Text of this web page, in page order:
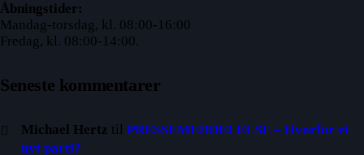
Åbningstider:
Mandag-torsdag, kl. 08:00-16:00
Fredag, kl. 08:00-14:00.
Seneste kommentarer
Michael Hertz tilPRESSEMEDDELELSE – Hvorfor et
nyt parti?